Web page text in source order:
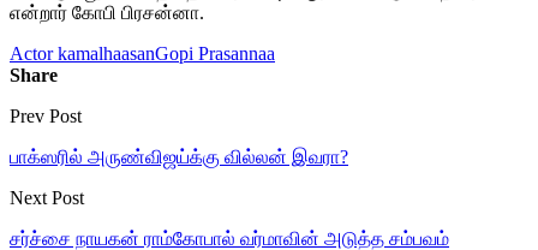
என்றார் கோபி பிரசன்னா.
Actor kamalhaasanGopi Prasannaa
Share
Prev Post
பாக்ஸரில் அருண்விஜய்க்கு வில்லன் இவரா?
Next Post
சர்ச்சை நாயகன் ராம்கோபால் வர்மாவின் அடுத்த சம்பவம்